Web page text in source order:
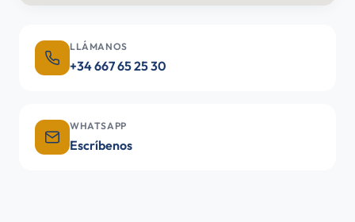
LLÁMANOS
+34 667 65 25 30
WHATSAPP
Escríbenos